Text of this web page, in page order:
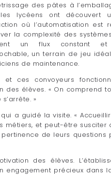
des pâtes à
lycéens ont découvert
où l’automatisation est
la complexité des
un flux constant
un terrain de jeu
de maintenance.
ces convoyeurs
des élèves. « On comprend
»
qui a guidé la visite. «
et peut-être susciter
de leurs questions
des élèves.
engagement précieux dans